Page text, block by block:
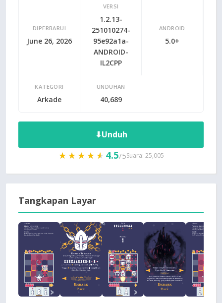
DIPERBARUI
June 26, 2026
VERSI
1.2.13-
251010274-
95e92a1a-
ANDROID-
IL2CPP
ANDROID
5.0+
KATEGORI
Arkade
UNDUHAN
40,689
⬇Unduh
★★★★★
★★★★★ 4.5/5Suara: 25,005
Tangkapan Layar